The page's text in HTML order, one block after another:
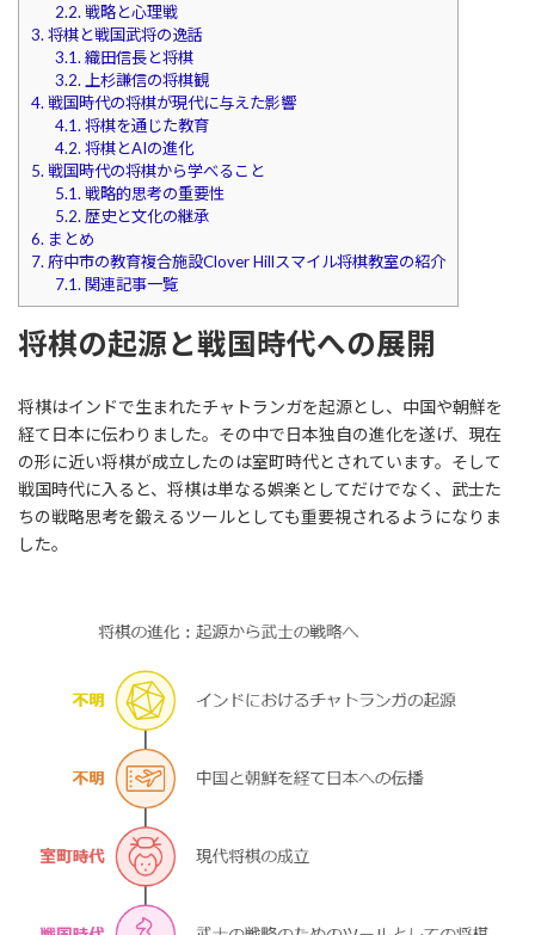
2.2. 戦略と心理戦
3. 将棋と戦国武将の逸話
3.1. 織田信長と将棋
3.2. 上杉謙信の将棋観
4. 戦国時代の将棋が現代に与えた影響
4.1. 将棋を通じた教育
4.2. 将棋とAIの進化
5. 戦国時代の将棋から学べること
5.1. 戦略的思考の重要性
5.2. 歴史と文化の継承
6. まとめ
7. 府中市の教育複合施設Clover Hillスマイル将棋教室の紹介
7.1. 関連記事一覧
将棋の起源と戦国時代への展開
将棋はインドで生まれたチャトランガを起源とし、中国や朝鮮を
経て日本に伝わりました。その中で日本独自の進化を遂げ、現在
の形に近い将棋が成立したのは室町時代とされています。そして
戦国時代に入ると、将棋は単なる娯楽としてだけでなく、武士た
ちの戦略思考を鍛えるツールとしても重要視されるようになりま
した。